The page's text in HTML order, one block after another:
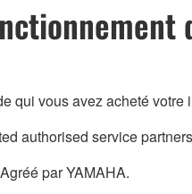
qui vous avez acheté
authorised service
par YAMAHA.